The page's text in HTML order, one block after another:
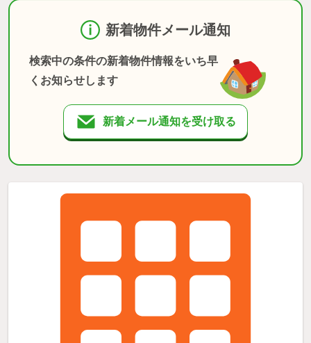
新着物件メール通知
検索中の条件の新着物件情報をいち早
くお知らせします
新着メール通知を受け取る